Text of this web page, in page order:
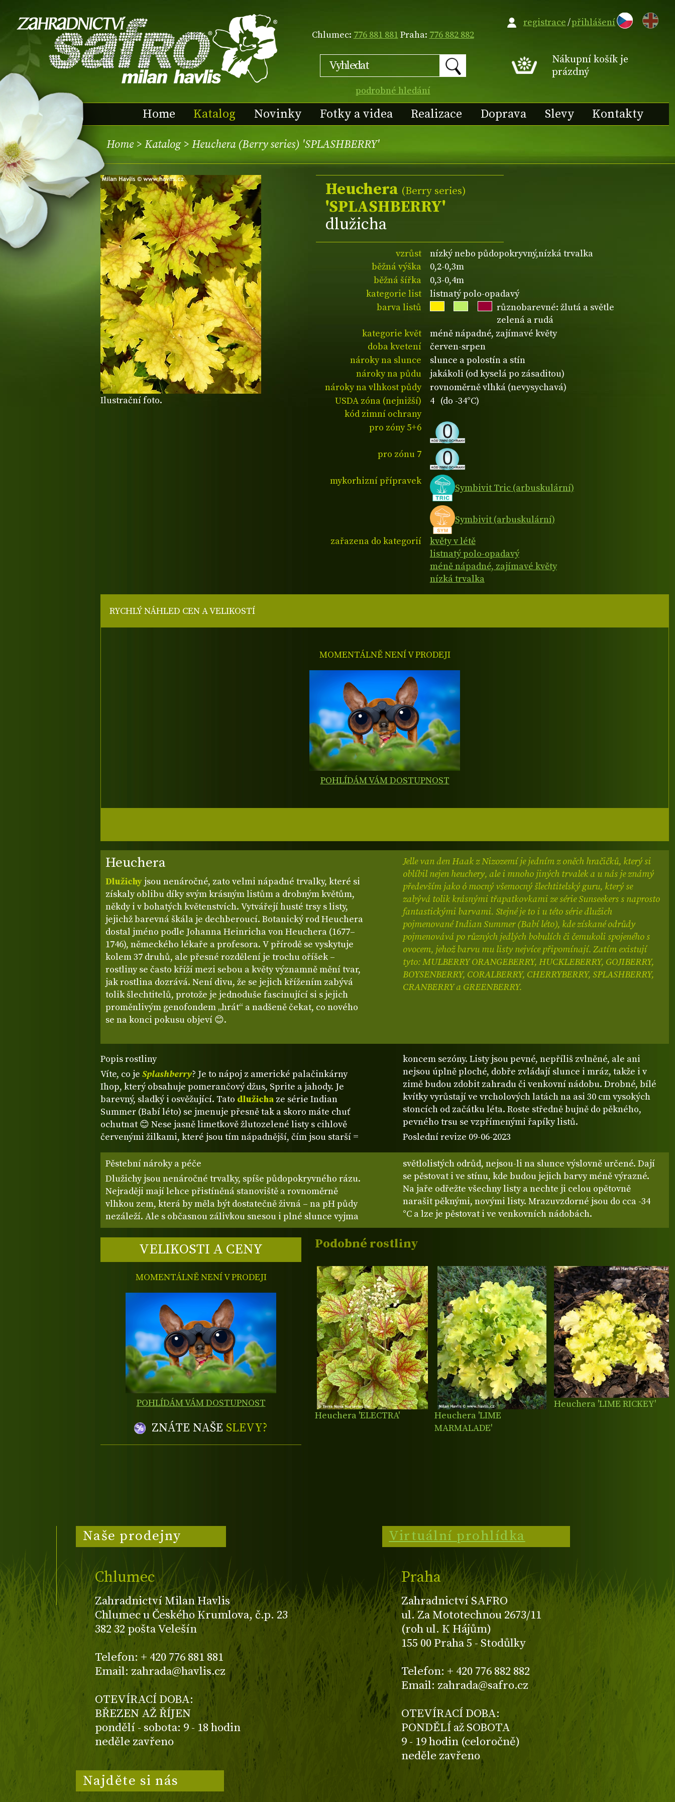
Chlumec: 776 881 881Praha: 776 882 882
podrobné hledání
EN
Nákupní košík je
prázdný
Home Katalog Novinky Fotky a videa Realizace Doprava Slevy Kontakty
registrace/přihlášení
Home > Katalog> Heuchera (Berry series) 'SPLASHBERRY'
Ilustrační foto.
Heuchera (Berry series)
'SPLASHBERRY'
dlužicha
vzrůst
nízký nebo půdopokryvný,nízká trvalka
běžná výška
0,2-0,3m
běžná šířka
0,3-0,4m
kategorie list
listnatý polo-opadavý
barva listů
různobarevné: žlutá a světle
zelená a rudá
kategorie květ
méně nápadné, zajímavé květy
doba kvetení
červen-srpen
nároky na slunce
slunce a polostín a stín
nároky na půdu
jakákoli (od kyselá po zásaditou)
nároky na vlhkost půdy
rovnoměrně vlhká (nevysychavá)
USDA zóna (nejnižší)
4 (do -34°C)
kód zimní ochrany
pro zóny 5+6
pro zónu 7
mykorhizní přípravek
Symbivit Tric (arbuskulární)
Symbivit (arbuskulární)
zařazena do kategorií
květy v létě
listnatý polo-opadavý
méně nápadné, zajímavé květy
nízká trvalka
Heuchera
Dlužichy jsou nenáročné, zato velmi nápadné trvalky, které si
získaly oblibu díky svým krásným listům a drobným květům,
někdy i v bohatých květenstvích. Vytvářejí husté trsy s listy,
jejichž barevná škála je dechberoucí. Botanický rod Heuchera
dostal jméno podle Johanna Heinricha von Heuchera (1677–
1746), německého lékaře a profesora. V přírodě se vyskytuje
kolem 37 druhů, ale přesné rozdělení je trochu oříšek –
rostliny se často kříží mezi sebou a květy významně mění tvar,
jak rostlina dozrává. Není divu, že se jejich křížením zabývá
tolik šlechtitelů, protože je jednoduše fascinující si s jejich
proměnlivým genofondem „hrát“ a nadšeně čekat, co nového
se na konci pokusu objeví 😊.
Jelle van den Haak z Nizozemí je jedním z oněch hračičků, který si
oblíbil nejen heuchery, ale i mnoho jiných trvalek a u nás je známý
především jako ó mocný všemocný šlechtitelský guru, který se
zabývá tolik krásnými třapatkovkami ze série Sunseekers s naprosto
fantastickými barvami. Stejné je to i u této série dlužich
pojmenované Indian Summer (Babí léto), kde získané odrůdy
pojmenovává po různých jedlých bobulích či čemukoli spojeného s
ovocem, jehož barvu mu listy nejvíce připomínají. Zatím existují
tyto: MULBERRY ORANGEBERRY, HUCKLEBERRY, GOJIBERRY,
BOYSENBERRY, CORALBERRY, CHERRYBERRY, SPLASHBERRY,
CRANBERRY a GREENBERRY.
Popis rostliny
Víte, co je Splashberry? Je to nápoj z americké palačinkárny
Ihop, který obsahuje pomerančový džus, Sprite a jahody. Je
barevný, sladký i osvěžující. Tato dlužicha ze série Indian
Summer (Babí léto) se jmenuje přesně tak a skoro máte chuť
ochutnat 😊 Nese jasně limetkově žlutozelené listy s cihlově
červenými žilkami, které jsou tím nápadnější, čím jsou starší =
koncem sezóny. Listy jsou pevné, nepříliš zvlněné, ale ani
nejsou úplně ploché, dobře zvládají slunce i mráz, takže i v
zimě budou zdobit zahradu či venkovní nádobu. Drobné, bílé
kvítky vyrůstají ve vrcholových latách na asi 30 cm vysokých
stoncích od začátku léta. Roste středně bujně do pěkného,
pevného trsu se vzpřímenými řapíky listů.
Poslední revize 09-06-2023
Pěstební nároky a péče
Dlužichy jsou nenáročné trvalky, spíše půdopokryvného rázu.
Nejraději mají lehce přistíněná stanoviště a rovnoměrně
vlhkou zem, která by měla být dostatečně živná – na pH půdy
nezáleží. Ale s občasnou zálivkou snesou i plné slunce vyjma
světlolistých odrůd, nejsou-li na slunce výslovně určené. Dají
se pěstovat i ve stínu, kde budou jejich barvy méně výrazné.
Na jaře odřežte všechny listy a nechte ji celou opětovně
narašit pěknými, novými listy. Mrazuvzdorné jsou do cca -34
°C a lze je pěstovat i ve venkovních nádobách.
VELIKOSTI A CENY
MOMENTÁLNĚ NENÍ V PRODEJI
POHLÍDÁM VÁM DOSTUPNOST
ZNÁTE NAŠE SLEVY?
RYCHLÝ NÁHLED CEN A VELIKOSTÍ
MOMENTÁLNĚ NENÍ V PRODEJI
POHLÍDÁM VÁM DOSTUPNOST
Podobné rostliny
Heuchera 'ELECTRA'
Heuchera 'LIME
MARMALADE'
Heuchera 'LIME RICKEY'
Naše prodejny
Chlumec
Zahradnictví Milan Havlis
Chlumec u Českého Krumlova, č.p. 23
382 32 pošta Velešín
Telefon: + 420 776 881 881
Email: zahrada@havlis.cz
OTEVÍRACÍ DOBA:
BŘEZEN AŽ ŘÍJEN
pondělí - sobota: 9 - 18 hodin
neděle zavřeno
Virtuální prohlídka
Praha
Zahradnictví SAFRO
ul. Za Mototechnou 2673/11
(roh ul. K Hájům)
155 00 Praha 5 - Stodůlky
Telefon: + 420 776 882 882
Email: zahrada@safro.cz
OTEVÍRACÍ DOBA:
PONDĚLÍ až SOBOTA
9 - 19 hodin (celoročně)
neděle zavřeno
Najděte si nás